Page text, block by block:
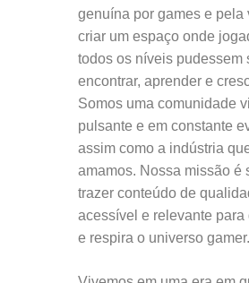
genuína por games e pela
criar um espaço onde
todos os níveis pudessem
encontrar, aprender e
Somos uma comunidade
pulsante e em constante
assim como a indústria
amamos. Nossa missão é
trazer conteúdo de
acessível e relevante para
e respira o universo gamer.